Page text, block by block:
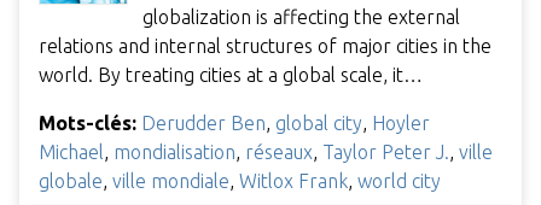
globalization is affecting the external
relations and internal structures of major cities in the
world. By treating cities at a global scale, it…
Mots-clés: Derudder Ben, global city, Hoyler
Michael, mondialisation, réseaux, Taylor Peter J., ville
globale, ville mondiale, Witlox Frank, world city